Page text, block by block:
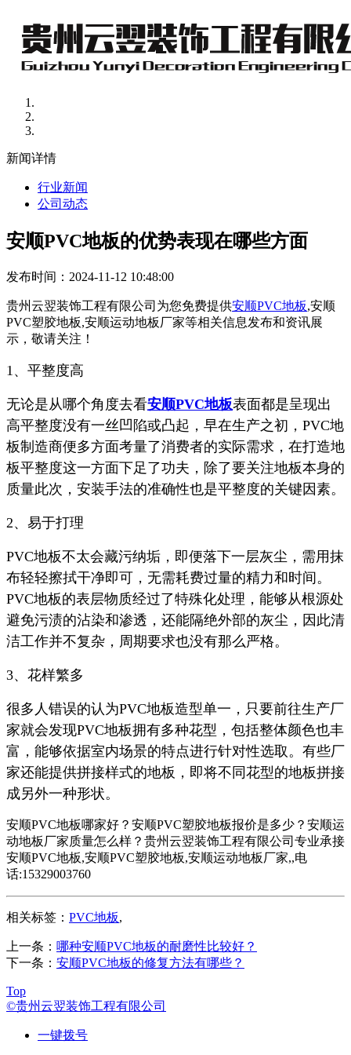
新闻详情
行业新闻
公司动态
安顺PVC地板的优势表现在哪些方面
发布时间：2024-11-12 10:48:00
贵州云翌装饰工程有限公司为您免费提供安顺PVC地板,安顺
PVC塑胶地板,安顺运动地板厂家等相关信息发布和资讯展
示，敬请关注！
1、平整度高
无论是从哪个角度去看安顺PVC地板表面都是呈现出
高平整度没有一丝凹陷或凸起，早在生产之初，PVC地
板制造商便多方面考量了消费者的实际需求，在打造地
板平整度这一方面下足了功夫，除了要关注地板本身的
质量此次，安装手法的准确性也是平整度的关键因素。
2、易于打理
PVC地板不太会藏污纳垢，即便落下一层灰尘，需用抹
布轻轻擦拭干净即可，无需耗费过量的精力和时间。
PVC地板的表层物质经过了特殊化处理，能够从根源处
避免污渍的沾染和渗透，还能隔绝外部的灰尘，因此清
洁工作并不复杂，周期要求也没有那么严格。
3、花样繁多
很多人错误的认为PVC地板造型单一，只要前往生产厂
家就会发现PVC地板拥有多种花型，包括整体颜色也丰
富，能够依据室内场景的特点进行针对性选取。有些厂
家还能提供拼接样式的地板，即将不同花型的地板拼接
成另外一种形状。
安顺PVC地板哪家好？安顺PVC塑胶地板报价是多少？安顺运
动地板厂家质量怎么样？贵州云翌装饰工程有限公司专业承接
安顺PVC地板,安顺PVC塑胶地板,安顺运动地板厂家,,电
话:15329003760
相关标签： PVC地板,
上一条： 哪种安顺PVC地板的耐磨性比较好？
下一条： 安顺PVC地板的修复方法有哪些？
Top
©贵州云翌装饰工程有限公司
一键拨号